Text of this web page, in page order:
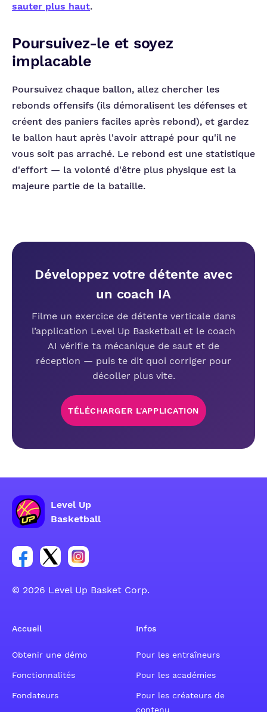
sauter plus haut.
Poursuivez-le et soyez
implacable
Poursuivez chaque ballon, allez chercher les
rebonds offensifs (ils démoralisent les défenses et
créent des paniers faciles après rebond), et gardez
le ballon haut après l'avoir attrapé pour qu'il ne
vous soit pas arraché. Le rebond est une statistique
d'effort — la volonté d'être plus physique est la
majeure partie de la bataille.
Développez votre détente avec
un coach IA
Filme un exercice de détente verticale dans
l’application Level Up Basketball et le coach
AI vérifie ta mécanique de saut et de
réception — puis te dit quoi corriger pour
décoller plus vite.
TÉLÉCHARGER L'APPLICATION
Level Up
Basketball
Lien vers le groupe du compte Facebook
Lien vers le groupe du compte Tweeter
Lien vers le groupe du compte Instagram
© 2026 Level Up Basket Corp.
Accueil
Obtenir une démo
Fonctionnalités
Fondateurs
Infos
Pour les entraîneurs
Pour les académies
Pour les créateurs de
contenu